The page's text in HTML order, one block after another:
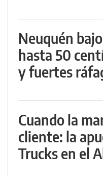
Neuquén
hasta 50
y fuertes
Cuando la
cliente: la
Trucks en el